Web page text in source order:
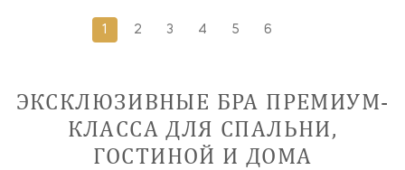
1 2 3 4 5 6
ЭКСКЛЮЗИВНЫЕ БРА ПРЕМИУМ-
КЛАССА ДЛЯ СПАЛЬНИ,
ГОСТИНОЙ И ДОМА